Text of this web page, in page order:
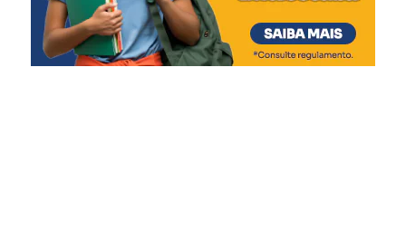
coberto para adaptação de
uma quadra de mini vôlei,
além da reforma da quadra